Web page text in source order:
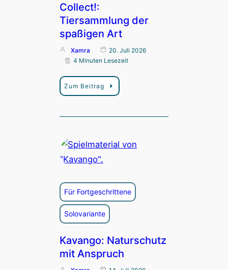
Collect!:
Tiersammlung der
spaßigen Art
Xamra
20. Juli 2026
4 Minuten Lesezeit
Zum Beitrag
Für Fortgeschrittene
Solovariante
Kavango: Naturschutz
mit Anspruch